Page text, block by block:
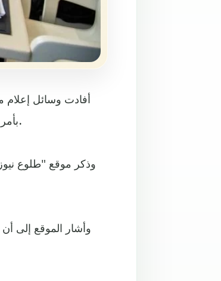
أفادت وسائل إعلام
بأمراض العين وشلل الأطفال، بالإضافة إلى تسمم فتيات في مدرسة ابتدائية.
وذكر موقع "طلوع
وأشار الموقع إلى